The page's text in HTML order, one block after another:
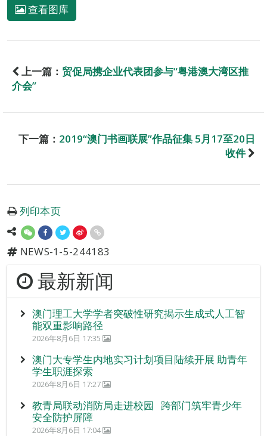
查看图库
上一篇： 贸促局携企业代表团参与“粤港澳大湾区推
介会”
下一篇： 2019“澳门书画联展”作品征集 5月17至20日
收件
列印本页
NEWS-1-5-244183
最新新闻
澳门理工大学学者突破性研究揭示生成式人工智
能双重影响路径
2026年8月6日 17:35
澳门大专学生内地实习计划项目陆续开展 助青年
学生职涯探索
2026年8月6日 17:27
教青局联动消防局走进校园 跨部门筑牢青少年
安全防护屏障
2026年8月6日 17:04